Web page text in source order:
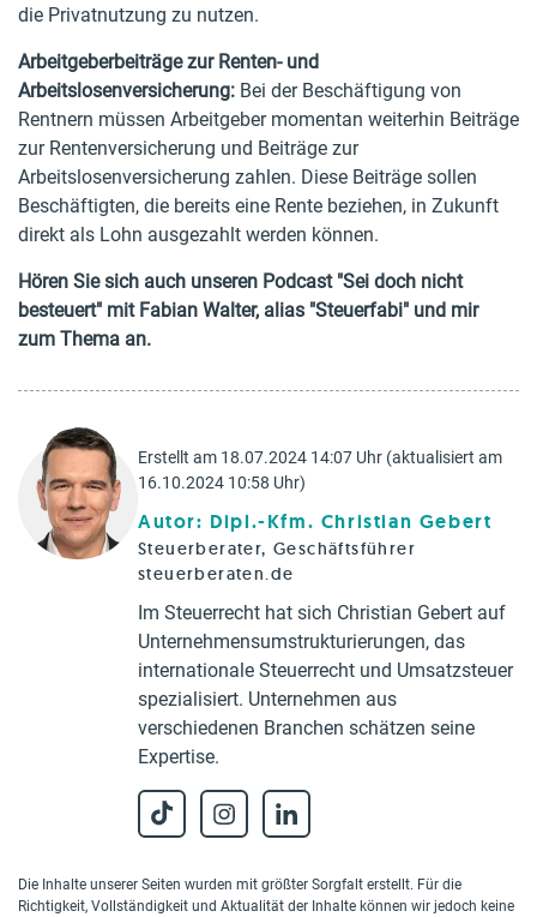
die Privatnutzung zu nutzen.
Arbeitgeberbeiträge zur Renten- und
Arbeitslosenversicherung: Bei der Beschäftigung von
Rentnern müssen Arbeitgeber momentan weiterhin Beiträge
zur Rentenversicherung und Beiträge zur
Arbeitslosenversicherung zahlen. Diese Beiträge sollen
Beschäftigten, die bereits eine Rente beziehen, in Zukunft
direkt als Lohn ausgezahlt werden können.
Hören Sie sich auch unseren Podcast "Sei doch nicht
besteuert" mit Fabian Walter, alias "Steuerfabi" und mir
zum Thema an.
Erstellt am 18.07.2024 14:07 Uhr (aktualisiert am
16.10.2024 10:58 Uhr)
Autor: Dipl.-Kfm. Christian Gebert
Steuerberater, Geschäftsführer
steuerberaten.de
Im Steuerrecht hat sich Christian Gebert auf
Unternehmensumstrukturierungen, das
internationale Steuerrecht und Umsatzsteuer
spezialisiert. Unternehmen aus
verschiedenen Branchen schätzen seine
Expertise.
Die Inhalte unserer Seiten wurden mit größter Sorgfalt erstellt. Für die
Richtigkeit, Vollständigkeit und Aktualität der Inhalte können wir jedoch keine